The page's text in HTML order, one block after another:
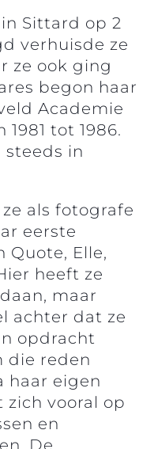
Sittard op 2
verhuisde ze
ze ook ging
begon haar
Academie
tot 1986.
steeds in
als fotografe
eerste
Quote, Elle,
heeft ze
maar
achter dat ze
opdracht
die reden
haar eigen
vooral op
en
De